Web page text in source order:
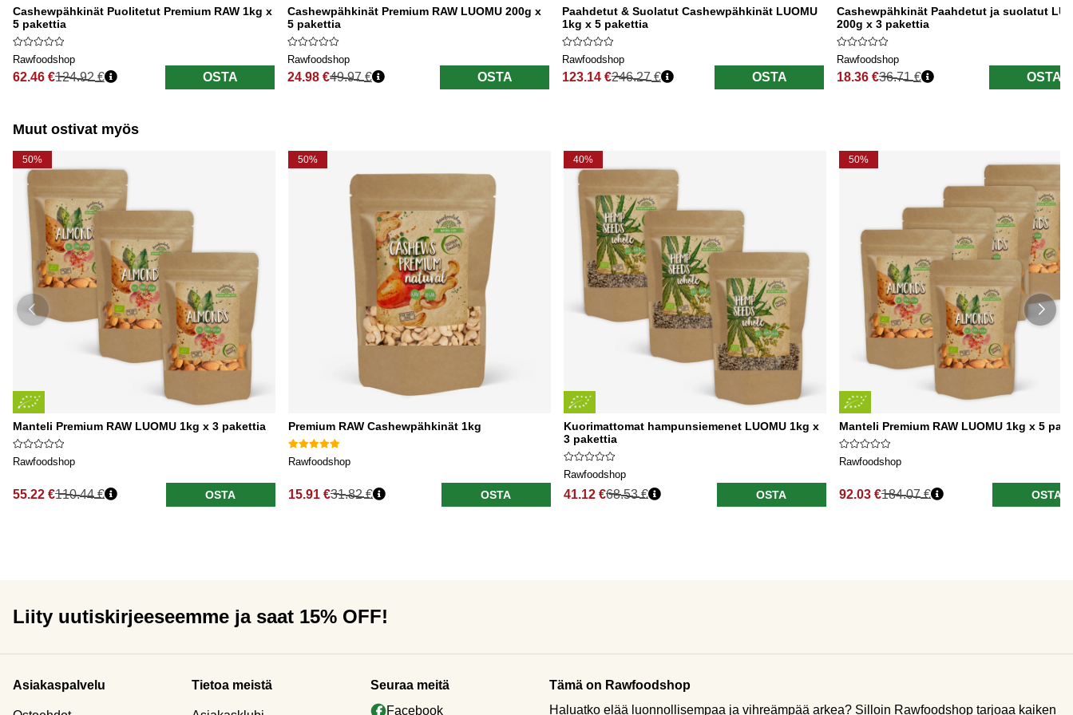
Cashewpähkinät Puolitetut Premium RAW 1kg x
5 pakettia
Rawfoodshop
62.46 €
Normaali hinta
124.92 € OSTA
Cashewpähkinät Premium RAW LUOMU 200g x
5 pakettia
Rawfoodshop
24.98 €
Normaali hinta
49.97 € OSTA
Paahdetut & Suolatut Cashewpähkinät LUOMU
1kg x 5 pakettia
Rawfoodshop
123.14 €
Normaali hinta
246.27 € OSTA
Cashewpähkinät Paahdetut ja suolatut
200g x 3 pakettia
Rawfoodshop
18.36 €
Normaali hinta
36.71 € OSTA
Muut ostivat myös
50%
Manteli Premium RAW LUOMU 1kg x 3 pakettia
Rawfoodshop
55.22 €110.44 € OSTA
50%
Premium RAW Cashewpähkinät 1kg
Rawfoodshop
15.91 €31.82 € OSTA
40%
Kuorimattomat hampunsiemenet LUOMU 1kg x
3 pakettia
Rawfoodshop
41.12 €68.53 € OSTA
50%
Manteli Premium RAW LUOMU 1kg x 5
Rawfoodshop
92.03 €184.07 € OSTA
Liity uutiskirjeeseemme ja saat 15% OFF!
Asiakaspalvelu Tietoa meistä
Seuraa meitä
Facebook
Tämä on Rawfoodshop
Haluatko elää luonnollisempaa ja vihreämpää arkea? Silloin Rawfoodshop tarjoaa kaiken